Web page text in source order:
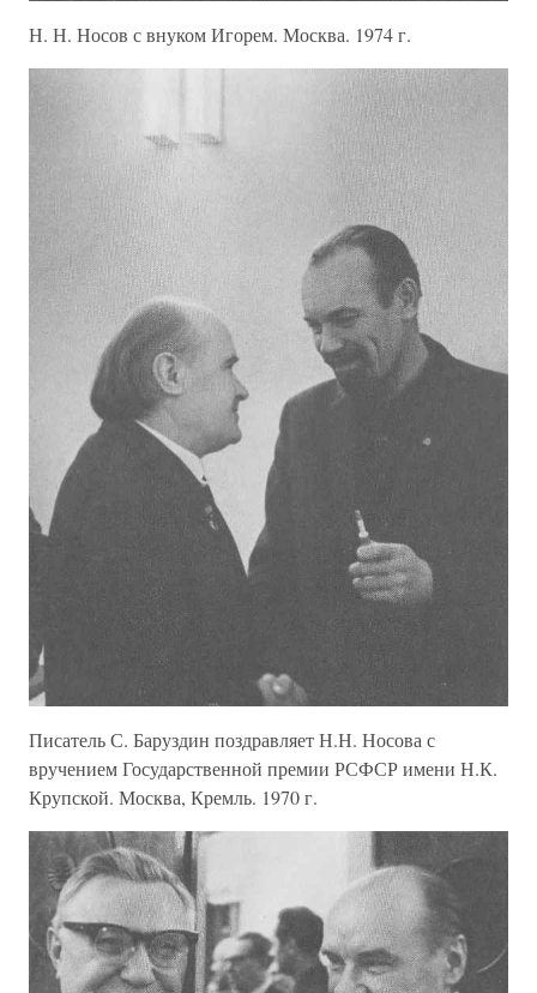
Н. Н. Носов с внуком Игорем. Москва. 1974 г.
Писатель С. Баруздин поздравляет Н.Н. Носова с
вручением Государственной премии РСФСР имени Н.К.
Крупской. Москва, Кремль. 1970 г.